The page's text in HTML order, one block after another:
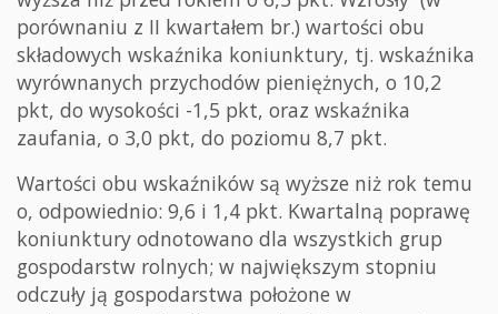
porównaniu z II kwartałem br.) wartości obu
składowych wskaźnika koniunktury, tj. wskaźnika
wyrównanych przychodów pieniężnych, o 10,2
pkt, do wysokości -1,5 pkt, oraz wskaźnika
zaufania, o 3,0 pkt, do poziomu 8,7 pkt.
Wartości obu wskaźników są wyższe niż rok temu
o, odpowiednio: 9,6 i 1,4 pkt. Kwartalną poprawę
koniunktury odnotowano dla wszystkich grup
gospodarstw rolnych; w największym stopniu
odczuły ją gospodarstwa położone w